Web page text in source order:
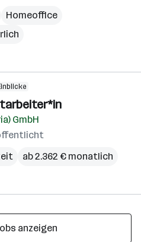
Homeoffice
GmbH
ab 2.362 € monatlich
anzeigen